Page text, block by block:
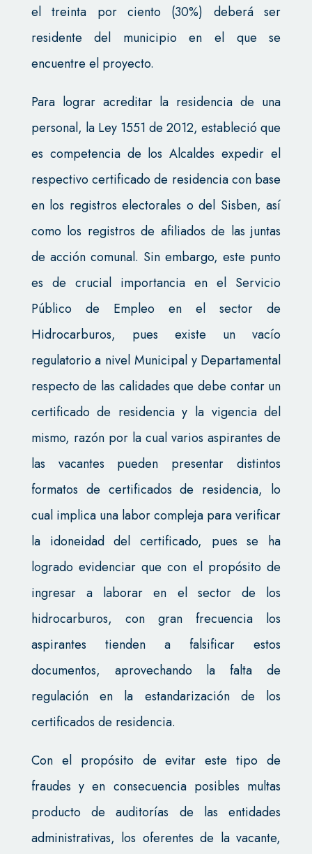
el treinta por ciento (30%) deberá ser
residente del municipio en el que se
encuentre el proyecto.
Para lograr acreditar la residencia de una
personal, la Ley 1551 de 2012, estableció que
es competencia de los Alcaldes expedir el
respectivo certificado de residencia con base
en los registros electorales o del Sisben, así
como los registros de afiliados de las juntas
de acción comunal. Sin embargo, este punto
es de crucial importancia en el Servicio
Público de Empleo en el sector de
Hidrocarburos, pues existe un vacío
regulatorio a nivel Municipal y Departamental
respecto de las calidades que debe contar un
certificado de residencia y la vigencia del
mismo, razón por la cual varios aspirantes de
las vacantes pueden presentar distintos
formatos de certificados de residencia, lo
cual implica una labor compleja para verificar
la idoneidad del certificado, pues se ha
logrado evidenciar que con el propósito de
ingresar a laborar en el sector de los
hidrocarburos, con gran frecuencia los
aspirantes tienden a falsificar estos
documentos, aprovechando la falta de
regulación en la estandarización de los
certificados de residencia.
Con el propósito de evitar este tipo de
fraudes y en consecuencia posibles multas
producto de auditorías de las entidades
administrativas, los oferentes de la vacante,